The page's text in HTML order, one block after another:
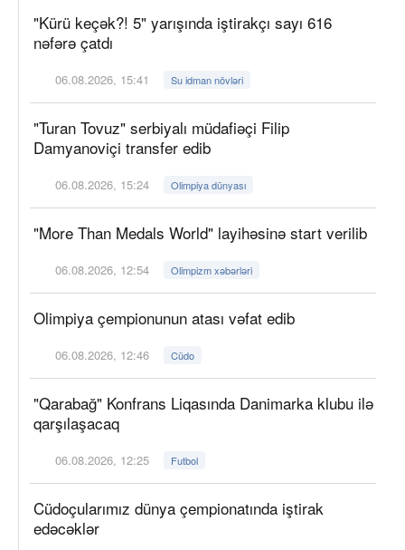
"Kürü keçək?! 5" yarışında iştirakçı sayı 616
nəfərə çatdı
06.08.2026, 15:41 Su idman növləri
"Turan Tovuz" serbiyalı müdafiəçi Filip
Damyanoviçi transfer edib
06.08.2026, 15:24 Olimpiya dünyası
"More Than Medals World" layihəsinə start verilib
06.08.2026, 12:54 Olimpizm xəbərləri
Olimpiya çempionunun atası vəfat edib
06.08.2026, 12:46 Cüdo
"Qarabağ" Konfrans Liqasında Danimarka klubu ilə
qarşılaşacaq
06.08.2026, 12:25 Futbol
Cüdoçularımız dünya çempionatında iştirak
edəcəklər